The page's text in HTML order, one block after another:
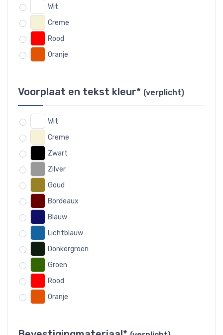
Wit
Creme
Rood
Oranje
Voorplaat en tekst kleur* (verplicht)
Wit
Creme
Zwart
Zilver
Goud
Bordeaux
Blauw
Lichtblauw
Donkergroen
Groen
Rood
Oranje